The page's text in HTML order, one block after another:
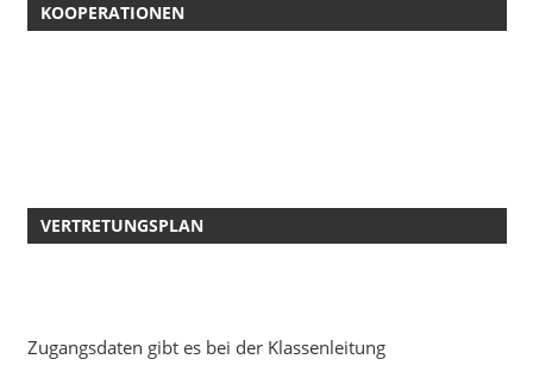
KOOPERATIONEN
VERTRETUNGSPLAN
Zugangsdaten gibt es bei der Klassenleitung